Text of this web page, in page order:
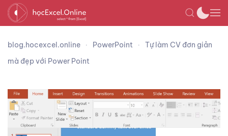
blog.hocexcel.online PowerPoint
Tự làm CV đơn giản
mà đẹp với Power Point